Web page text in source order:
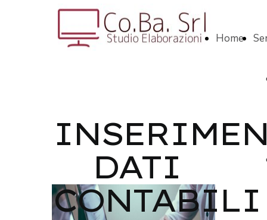
Home
DATI
CONTABILI